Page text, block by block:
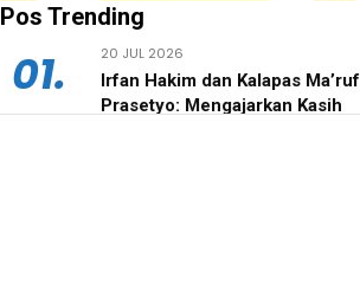
Pos Trending
01. 20 JUL 2026
‎Irfan Hakim dan Kalapas Ma’ruf
Prasetyo: Mengajarkan Kasih